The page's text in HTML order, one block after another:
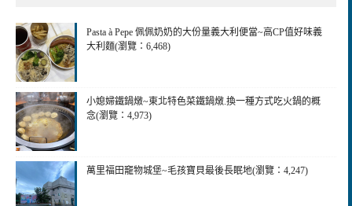
Pasta à Pepe 佩佩奶奶的大份量義大利便當~高CP值好味義
大利麵(瀏覽：6,468)
小媳婦鐵鍋燉~東北特色菜鐵鍋燉.換一種方式吃火鍋的概
念(瀏覽：4,973)
萬里福田竉物城堡~毛孩寶貝最後長眠地(瀏覽：4,247)